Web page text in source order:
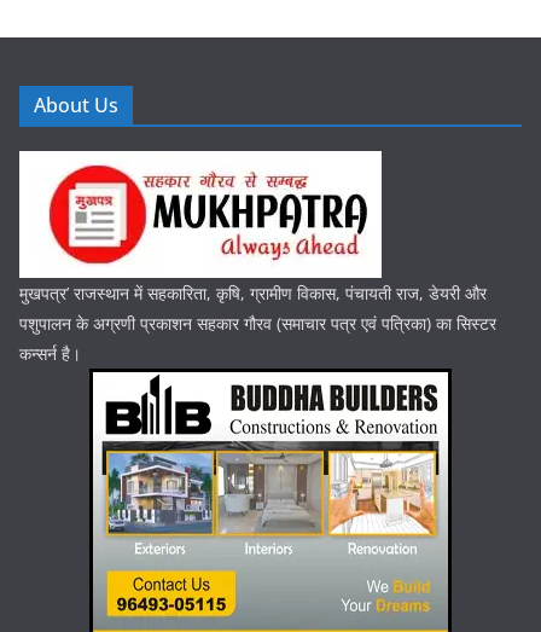
About Us
मुखपत्र’ राजस्थान में सहकारिता, कृषि, ग्रामीण विकास, पंचायती राज, डेयरी और
पशुपालन के अग्रणी प्रकाशन सहकार गौरव (समाचार पत्र एवं पत्रिका) का सिस्टर
कन्सर्न है।